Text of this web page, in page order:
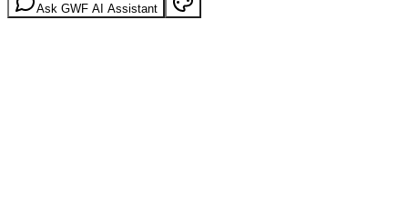
Ask GWF AI Assistant